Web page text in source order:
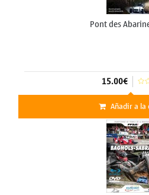
Pont des
15.00€
Añadir a la